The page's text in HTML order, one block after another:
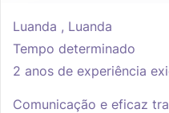
Luanda , Luanda
Tempo determinado
2 anos de experiência
Comunicação e eficaz